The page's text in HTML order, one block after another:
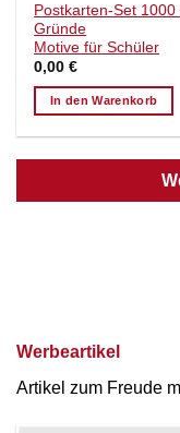
Postkarten-Set 1000
Gründe
Motive für Schüler
0,00€
In den Warenkorb
Werbeartikel
Artikel zum Freude